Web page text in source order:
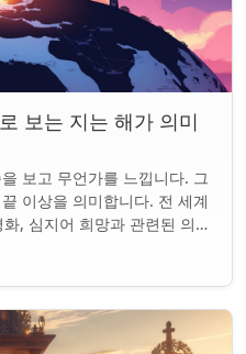
보는 지는 해가 의미
보고 무언가를 느낍니다. 그
이상을 의미합니다. 전 세계
, 심지어 희망과 관련된 의미